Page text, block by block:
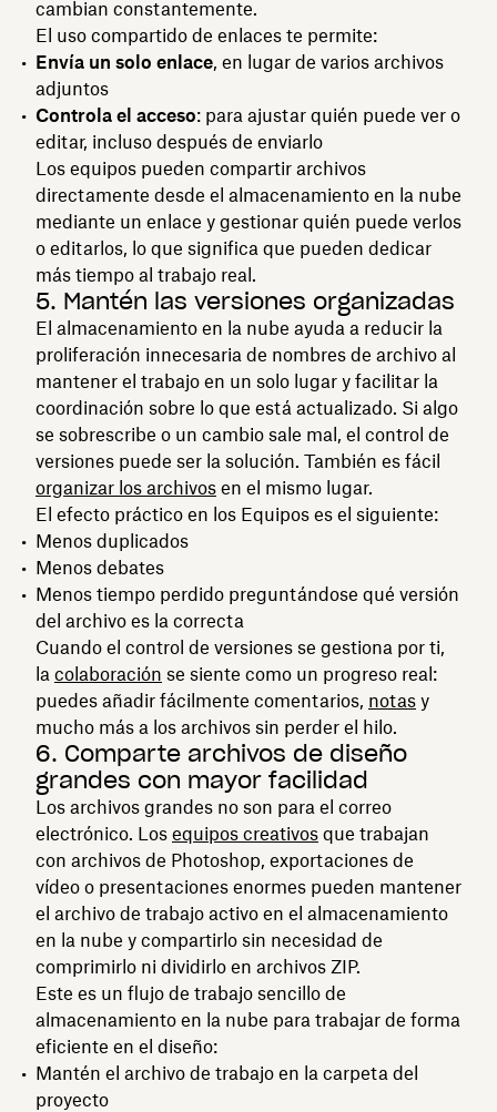
cambian constantemente.
El uso compartido de enlaces te permite:
Envía un solo enlace, en lugar de varios archivos
adjuntos
Controla el acceso: para ajustar quién puede ver o
editar, incluso después de enviarlo
Los equipos pueden compartir archivos
directamente desde el almacenamiento en la nube
mediante un enlace y gestionar quién puede verlos
o editarlos, lo que significa que pueden dedicar
más tiempo al trabajo real.
5. Mantén las versiones organizadas
El almacenamiento en la nube ayuda a reducir la
proliferación innecesaria de nombres de archivo al
mantener el trabajo en un solo lugar y facilitar la
coordinación sobre lo que está actualizado. Si algo
se sobrescribe o un cambio sale mal, el control de
versiones puede ser la solución. También es fácil
organizar los archivos en el mismo lugar.
El efecto práctico en los Equipos es el siguiente:
Menos duplicados
Menos debates
Menos tiempo perdido preguntándose qué versión
del archivo es la correcta
Cuando el control de versiones se gestiona por ti,
la colaboración se siente como un progreso real:
puedes añadir fácilmente comentarios, notas y
mucho más a los archivos sin perder el hilo.
6. Comparte archivos de diseño
grandes con mayor facilidad
Los archivos grandes no son para el correo
electrónico. Los equipos creativos que trabajan
con archivos de Photoshop, exportaciones de
vídeo o presentaciones enormes pueden mantener
el archivo de trabajo activo en el almacenamiento
en la nube y compartirlo sin necesidad de
comprimirlo ni dividirlo en archivos ZIP.
Este es un flujo de trabajo sencillo de
almacenamiento en la nube para trabajar de forma
eficiente en el diseño:
Mantén el archivo de trabajo en la carpeta del
proyecto